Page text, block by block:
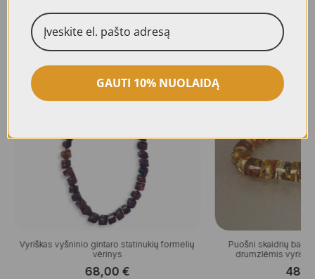
Panašūs produktai
Vyriškas vyšninio gintaro statinukių formelių
vėrinys
68,00 €
Puošni skaidrių
drumzlėmis vyriška
GAUTI 10% NUOLAIDĄ